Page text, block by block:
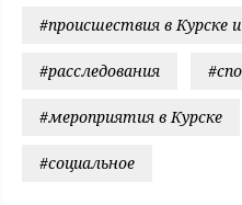
#происшествия в Курске
#расследования
#мероприятия в Курске
#социальное